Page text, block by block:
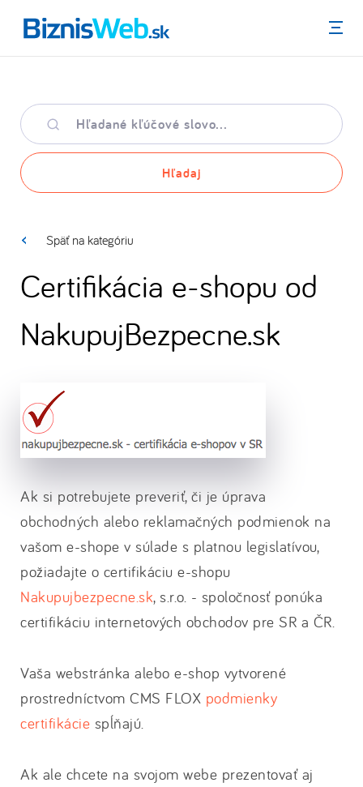
Menu
Hľadané
kľúčové
slovo
Hľadaj
Späť na kategóriu
Certifikácia e-shopu od
NakupujBezpecne.sk
Ak si potrebujete preveriť, či je úprava
obchodných alebo reklamačných podmienok na
vašom e-shope v súlade s platnou legislatívou,
požiadajte o certifikáciu e-shopu
Nakupujbezpecne.sk, s.r.o. - spoločnosť ponúka
certifikáciu internetových obchodov pre SR a ČR.
Vaša webstránka alebo e-shop vytvorené
prostredníctvom CMS FLOX podmienky
certifikácie spĺňajú.
Ak ale chcete na svojom webe prezentovať aj